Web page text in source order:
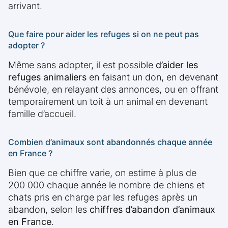
arrivant.
Que faire pour aider les refuges si on ne peut pas
adopter ?
Même sans adopter, il est possible d’aider les
refuges animaliers en faisant un don, en devenant
bénévole, en relayant des annonces, ou en offrant
temporairement un toit à un animal en devenant
famille d’accueil.
Combien d’animaux sont abandonnés chaque année
en France ?
Bien que ce chiffre varie, on estime à plus de
200 000 chaque année le nombre de chiens et
chats pris en charge par les refuges après un
abandon, selon les chiffres d’abandon d’animaux
en France.